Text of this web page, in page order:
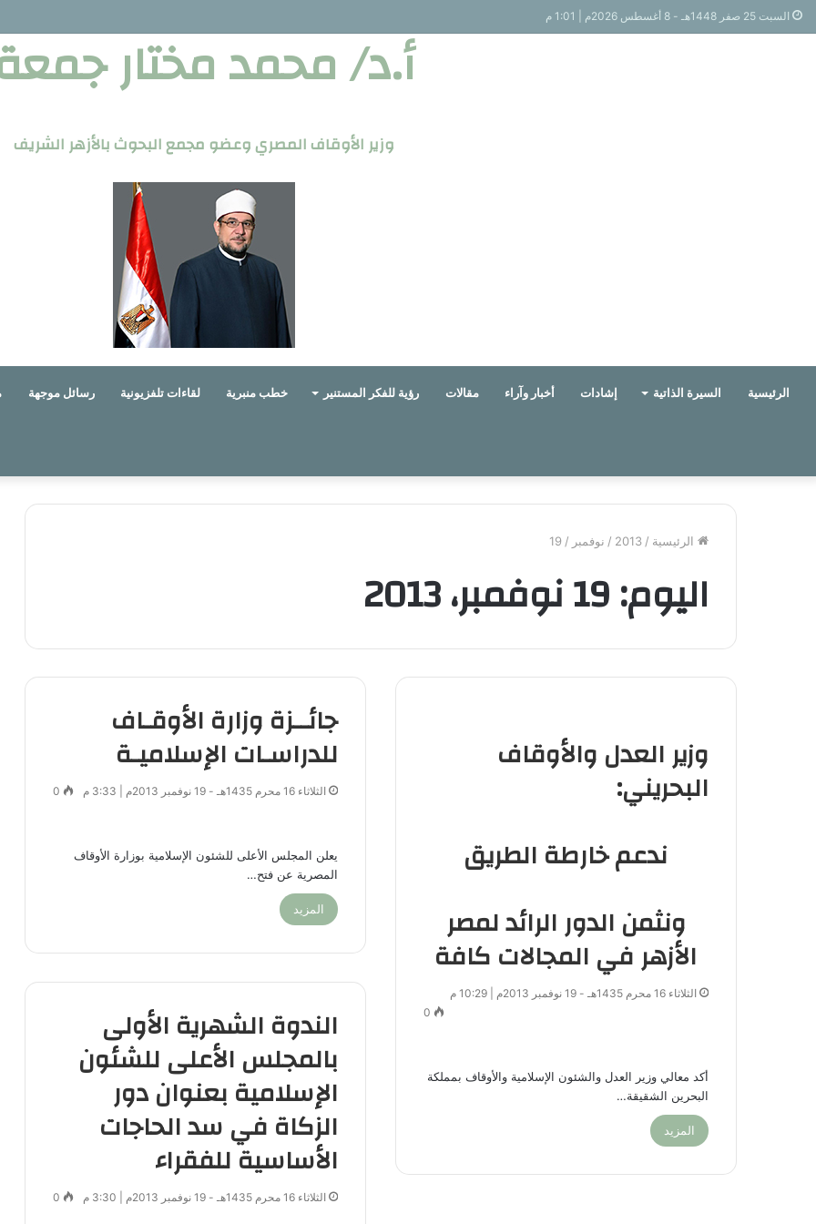
السبت 25 صفر 1448هـ - 8 أغسطس 2026م | 1:01 م
أ.د/ محمد مختار
وزير الأوقاف المصري وعضو مجمع البحوث بالأزهر الشريف
الرئيسية السيرة الذاتية إشادات أخبار وآراء مقالات رؤية للفكر المستنير خطب منبرية لقاءات تلفزيونية رسائل موجهة
الرئيسية /
2013
/ نوفمبر /
19
اليوم:19 نوفمبر، 2013
وزير العدل والأوقاف
البحريني:
ندعم خارطة الطريق
ونثمن الدور الرائد لمصر
الأزهر في المجالات كافة
الثلاثاء 16 محرم 1435هـ - 19 نوفمبر 2013م | 10:29 م
0
أكد معالي وزير العدل والشئون الإسلامية والأوقاف بمملكة
البحرين الشقيقة…
المزيد
جائــزة وزارة الأوقـاف
للدراسـات الإسلاميـة
الثلاثاء 16 محرم 1435هـ - 19 نوفمبر 2013م | 3:33 م 0
يعلن المجلس الأعلى للشئون الإسلامية بوزارة الأوقاف
المصرية عن فتح…
المزيد
الندوة الشهرية الأولى
بالمجلس الأعلى للشئون
الإسلامية بعنوان دور
الزكاة في سد الحاجات
الأساسية للفقراء
الثلاثاء 16 محرم 1435هـ - 19 نوفمبر 2013م | 3:30 م 0